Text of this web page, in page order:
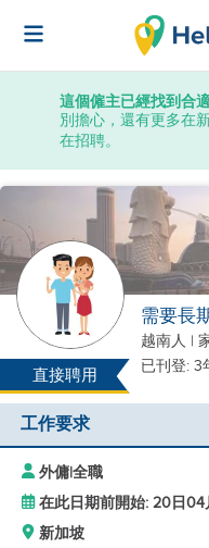
這個僱主已經找到合
別擔心，還有更多在
在招聘。
直接聘用
需要長
越南人 |
已刊登: 3
工作要求
外傭|全職
在此日期前開始: 20日
新加坡